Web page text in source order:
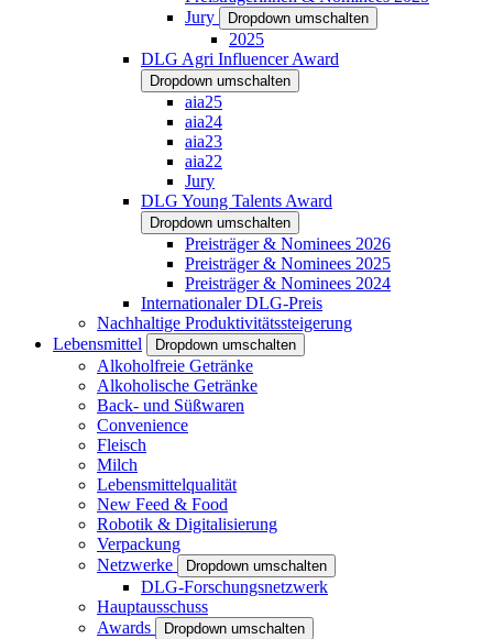
Jury
Dropdown umschalten
2025
DLG Agri Influencer Award
Dropdown umschalten
aia25
aia24
aia23
aia22
Jury
DLG Young Talents Award
Dropdown umschalten
Preisträger & Nominees 2026
Preisträger & Nominees 2025
Preisträger & Nominees 2024
Internationaler DLG-Preis
Nachhaltige Produktivitätssteigerung
Lebensmittel
Dropdown umschalten
Alkoholfreie Getränke
Alkoholische Getränke
Back- und Süßwaren
Convenience
Fleisch
Milch
Lebensmittelqualität
New Feed & Food
Robotik & Digitalisierung
Verpackung
Netzwerke
Dropdown umschalten
DLG-Forschungsnetzwerk
Hauptausschuss
Awards
Dropdown umschalten